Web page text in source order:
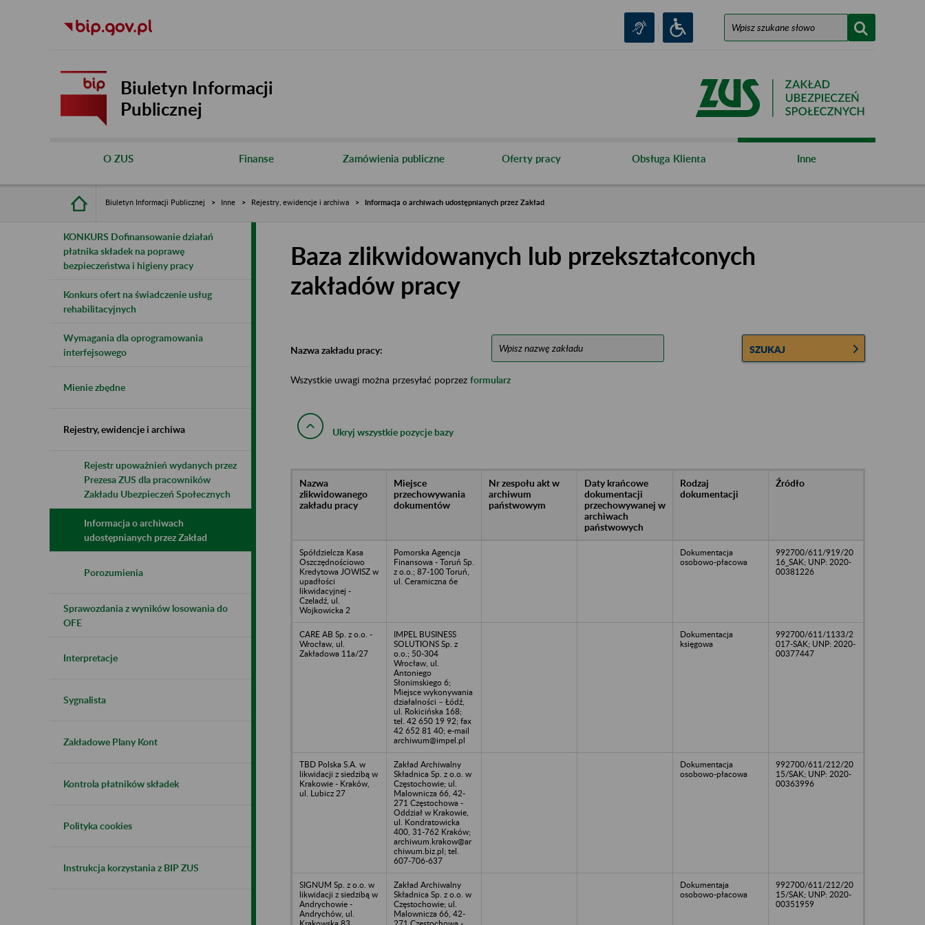
Biuletyn Informacji
Publicznej
O ZUS Finanse Zamówienia publiczne Oferty pracy Obsługa Klienta Inne
Biuletyn Informacji Publicznej Inne Rejestry, ewidencje i archiwa Informacja o archiwach udostępnianych przez Zakład
KONKURS Dofinansowanie działań
płatnika składek na poprawę
bezpieczeństwa i higieny pracy
Konkurs ofert na świadczenie usług
rehabilitacyjnych
Wymagania dla oprogramowania
interfejsowego
Mienie zbędne
Rejestry, ewidencje i archiwa
Rejestr upoważnień wydanych przez
Prezesa ZUS dla pracowników
Zakładu Ubezpieczeń Społecznych
Informacja o archiwach
udostępnianych przez Zakład
Porozumienia
Sprawozdania z wyników losowania do
OFE
Interpretacje
Sygnalista
Zakładowe Plany Kont
Kontrola płatników składek
Polityka cookies
Instrukcja korzystania z BIP ZUS
Baza zlikwidowanych lub przekształconych
zakładów pracy
Nazwa zakładu pracy: SZUKAJ
Wszystkie uwagi można przesyłać poprzez formularz
Ukryj wszystkie pozycje bazy
Nazwa
zlikwidowanego
zakładu pracy
Miejsce
przechowywania
dokumentów
Nr zespołu akt w
archiwum
państwowym
Daty krańcowe
dokumentacji
przechowywanej w
archiwach
państwowych
Rodzaj
dokumentacji
Źródło
Spółdzielcza Kasa
Oszczędnościowo
Kredytowa JOWISZ w
upadłości
likwidacyjnej -
Czeladź, ul.
Wojkowicka 2
Pomorska Agencja
Finansowa - Toruń Sp.
z o.o.; 87-100 Toruń,
ul. Ceramiczna 6e
Dokumentacja
osobowo-płacowa
992700/611/919/20
16_SAK; UNP: 2020-
00381226
CARE AB Sp. z o.o. -
Wrocław, ul.
Zakładowa 11a/27
IMPEL BUSINESS
SOLUTIONS Sp. z
o.o.; 50-304
Wrocław, ul.
Antoniego
Słonimskiego 6;
Miejsce wykonywania
działalności – Łódź,
ul. Rokicińska 168;
tel. 42 650 19 92; fax
42 652 81 40; e-mail
archiwum@impel.pl
Dokumentacja
księgowa
992700/611/1133/2
017-SAK; UNP: 2020-
00377447
TBD Polska S.A. w
likwidacji z siedzibą w
Krakowie - Kraków,
ul. Lubicz 27
Zakład Archiwalny
Składnica Sp. z o.o. w
Częstochowie; ul.
Malownicza 66, 42-
271 Częstochowa -
Oddział w Krakowie,
ul. Kondratowicka
400, 31-762 Kraków;
archiwum.krakow@ar
chiwum.biz.pl; tel.
607-706-637
Dokumentacja
osobowo-płacowa
992700/611/212/20
15/SAK; UNP: 2020-
00363996
SIGNUM Sp. z o.o. w
likwidacji z siedzibą w
Andrychowie -
Andrychów, ul.
Zakład Archiwalny
Składnica Sp. z o.o. w
Częstochowie; ul.
Malownicza 66, 42-
Dokumentaja
osobowo-płacowa
992700/611/212/20
15/SAK; UNP: 2020-
00351959